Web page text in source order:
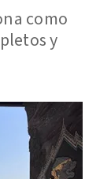
como
y